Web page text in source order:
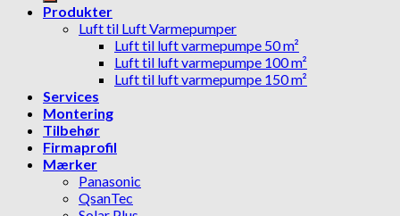
Produkter
Luft til Luft Varmepumper
Luft til luft varmepumpe 50 m²
Luft til luft varmepumpe 100 m²
Luft til luft varmepumpe 150 m²
Services
Montering
Tilbehør
Firmaprofil
Mærker
Panasonic
QsanTec